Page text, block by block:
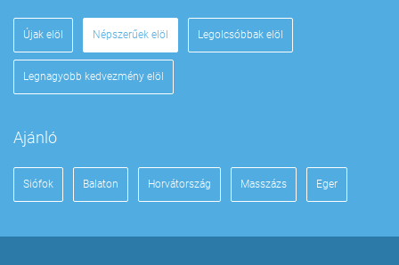
Újak elöl Népszerűek elöl Legolcsóbbak elöl
Legnagyobb kedvezmény elöl
Ajánló
Siófok Balaton Horvátország Masszázs Eger